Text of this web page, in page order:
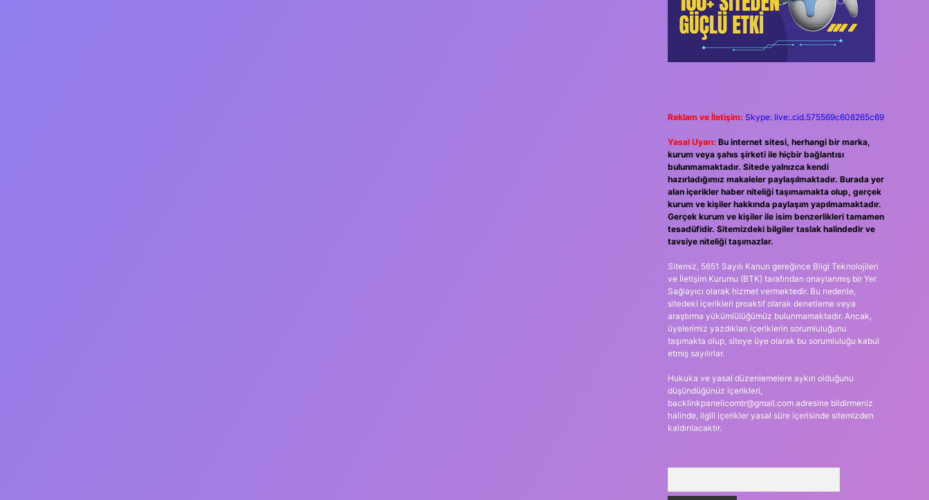
Reklam ve İletişim: Skype: live:.cid.575569c608265c69
Yasal Uyarı: Bu internet sitesi, herhangi bir marka,
kurum veya şahıs şirketi ile hiçbir bağlantısı
bulunmamaktadır. Sitede yalnızca kendi
hazırladığımız makaleler paylaşılmaktadır. Burada yer
alan içerikler haber niteliği taşımamakta olup, gerçek
kurum ve kişiler hakkında paylaşım yapılmamaktadır.
Gerçek kurum ve kişiler ile isim benzerlikleri tamamen
tesadüfidir. Sitemizdeki bilgiler taslak halindedir ve
tavsiye niteliği taşımazlar.
Sitemiz, 5651 Sayılı Kanun gereğince Bilgi Teknolojileri
ve İletişim Kurumu (BTK) tarafından onaylanmış bir Yer
Sağlayıcı olarak hizmet vermektedir. Bu nedenle,
sitedeki içerikleri proaktif olarak denetleme veya
araştırma yükümlülüğümüz bulunmamaktadır. Ancak,
üyelerimiz yazdıkları içeriklerin sorumluluğunu
taşımakta olup, siteye üye olarak bu sorumluluğu kabul
etmiş sayılırlar.
Hukuka ve yasal düzenlemelere aykırı olduğunu
düşündüğünüz içerikleri,
backlinkpanelicomtr@gmail.comadresine bildirmeniz
halinde, ilgili içerikler yasal süre içerisinde sitemizden
kaldırılacaktır.